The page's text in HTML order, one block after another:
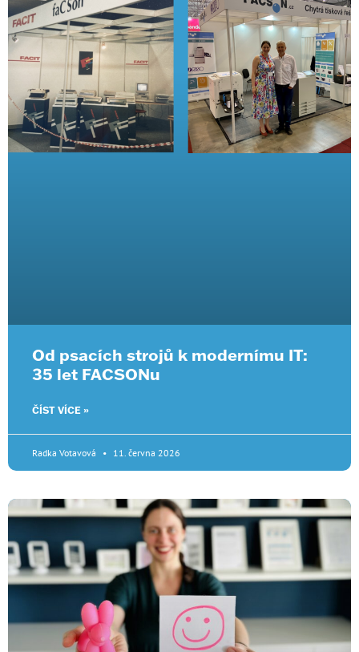
Od psacích strojů k modernímu IT:
35 let FACSONu
ČÍST VÍCE »
Radka Votavová 11. června 2026